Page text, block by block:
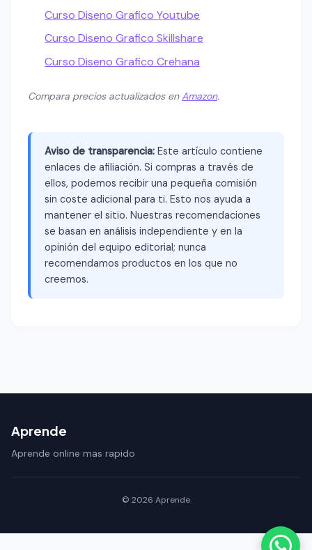
Curso Diseno Grafico Youtube
Curso Diseno Grafico Skillshare
Curso Diseno Grafico Crehana
Compara precios actualizados enAmazon.
Aviso de transparencia: Este artículo contiene
enlaces de afiliación. Si compras a través de
ellos, podemos recibir una pequeña comisión
sin coste adicional para ti. Esto nos ayuda a
mantener el sitio. Nuestras recomendaciones
se basan en análisis independiente y en la
opinión del equipo editorial; nunca
recomendamos productos en los que no
creemos.
Aprende
Aprende online mas rapido
© 2026 Aprende